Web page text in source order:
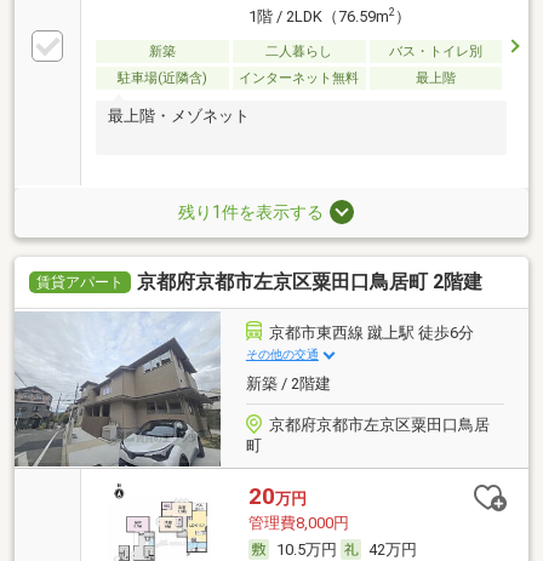
1階 / 2LDK（76.59m2）
新築 二人暮らし
バス・トイレ別
駐車場(近隣含)
インターネット無料 最上階
最上階・メゾネット
残り1件を表示する
賃貸アパート 京都府京都市左京区粟田口鳥居町 2階建
京都市東西線 蹴上駅 徒歩6分
その他の交通
新築 / 2階建
京都府京都市左京区粟田口鳥居
町
20万円
管理費8,000円
10.5万円
42万円